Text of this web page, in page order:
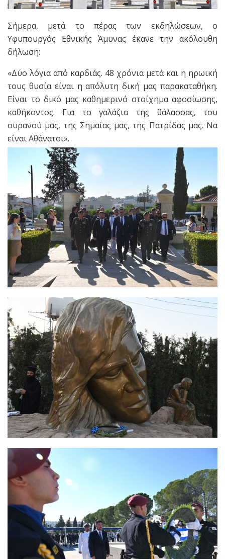
Σήμερα, μετά το πέρας των εκδηλώσεων, ο
Υφυπουργός Εθνικής Άμυνας έκανε την ακόλουθη
δήλωση:
«Δύο λόγια από καρδιάς. 48 χρόνια μετά και η ηρωική
τους θυσία είναι η απόλυτη δική μας παρακαταθήκη.
Είναι το δικό μας καθημερινό στοίχημα αφοσίωσης,
καθήκοντος. Για το γαλάζιο της θάλασσας, του
ουρανού μας, της Σημαίας μας, της Πατρίδας μας. Να
είναι Αθάνατοι».